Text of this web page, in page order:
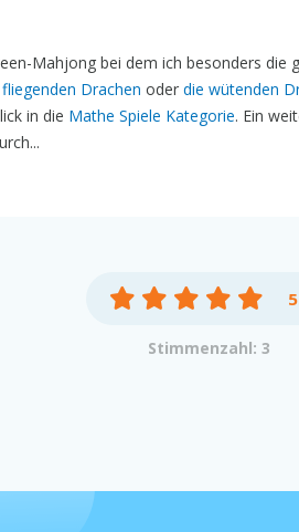
Mahjong bei dem ich besonders die
Drachen oder die wütenden
in die Mathe Spiele Kategorie. Ein
Stimmenzahl: 3